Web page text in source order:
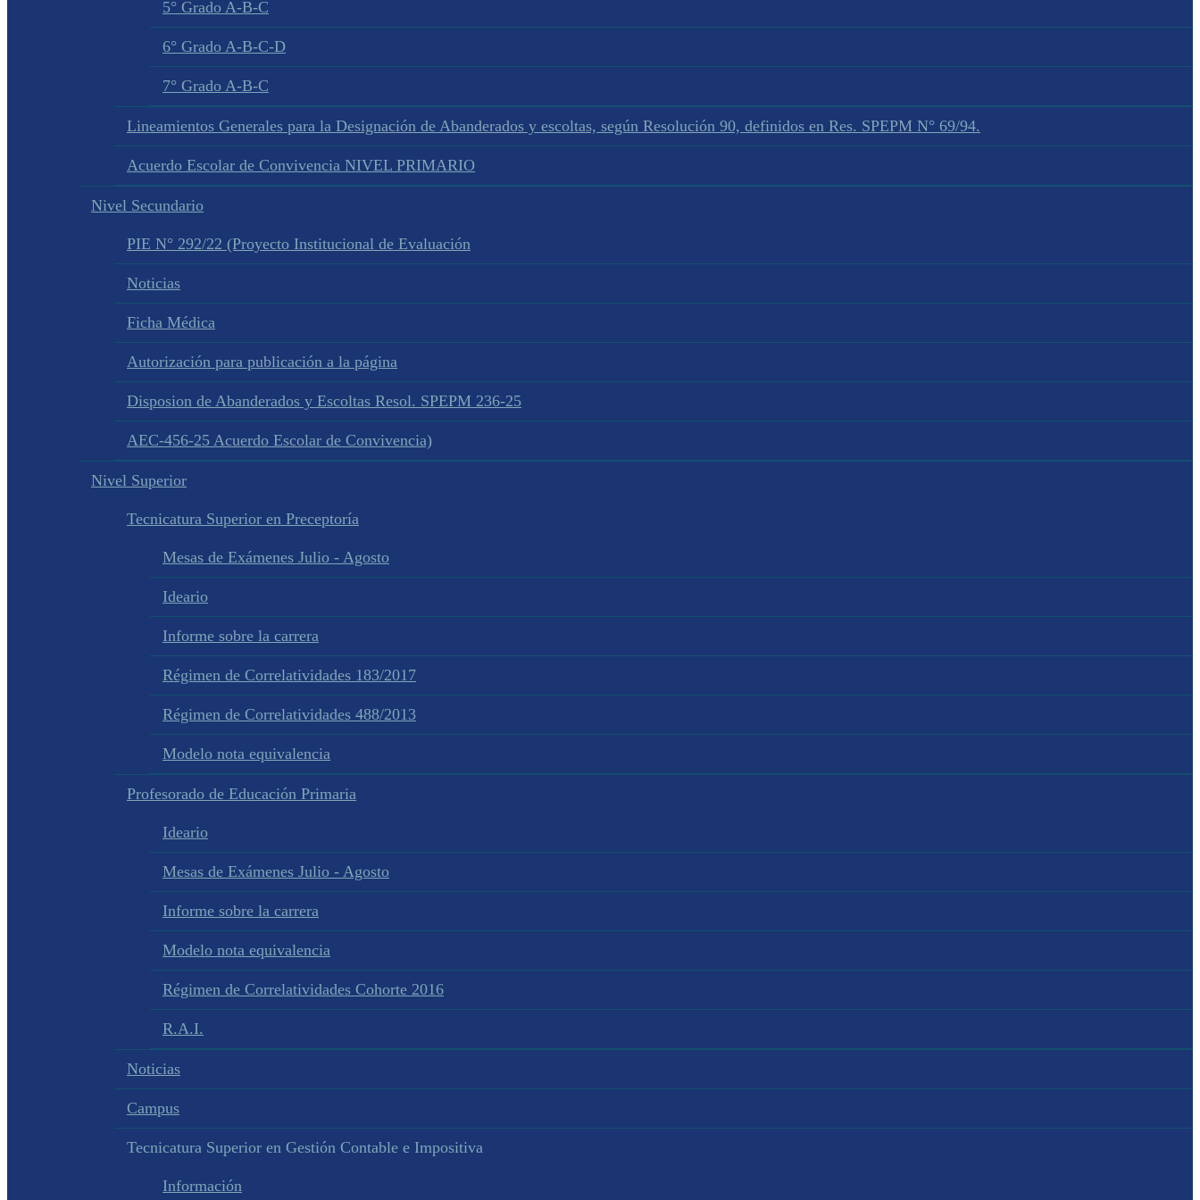
5° Grado A-B-C
6° Grado A-B-C-D
7° Grado A-B-C
Lineamientos Generales para la Designación de Abanderados y escoltas, según Resolución 90, definidos en Res. SPEPM N° 69/94.
Acuerdo Escolar de Convivencia NIVEL PRIMARIO
Nivel Secundario
PIE N° 292/22 (Proyecto Institucional de Evaluación
Noticias
Ficha Médica
Autorización para publicación a la página
Disposion de Abanderados y Escoltas Resol. SPEPM 236-25
AEC-456-25 Acuerdo Escolar de Convivencia)
Nivel Superior
Tecnicatura Superior en Preceptoría
Mesas de Exámenes Julio - Agosto
Ideario
Informe sobre la carrera
Régimen de Correlatividades 183/2017
Régimen de Correlatividades 488/2013
Modelo nota equivalencia
Profesorado de Educación Primaria
Ideario
Mesas de Exámenes Julio - Agosto
Informe sobre la carrera
Modelo nota equivalencia
Régimen de Correlatividades Cohorte 2016
R.A.I.
Noticias
Campus
Tecnicatura Superior en Gestión Contable e Impositiva
Información